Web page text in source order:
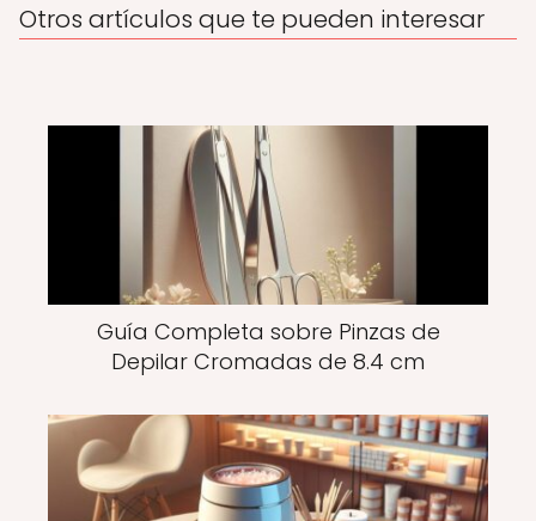
Otros artículos que te pueden interesar
Guía Completa sobre Pinzas de
Depilar Cromadas de 8.4 cm